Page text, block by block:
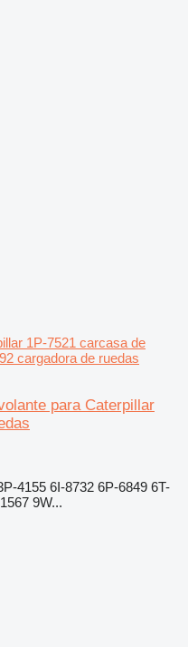
1P-7521 carcasa de
cargadora de ruedas
para Caterpillar
4155 6I-8732 6P-6849 6T-
9W...